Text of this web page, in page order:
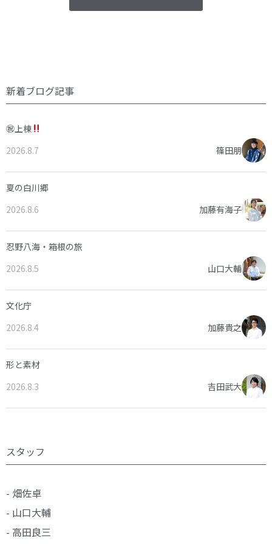
新着ブログ記事
㊗上棟
2026.8.7
篠田朋
夏の白川郷
2026.8.6
加藤有海子
忍野八海・箱根の旅
2026.8.5
山口大輔
文化庁
2026.8.4
加藤貴之
形と素材
2026.8.3
吉田武大
スタッフ
- 畑佐卓
- 山口大輔
- 高田良三